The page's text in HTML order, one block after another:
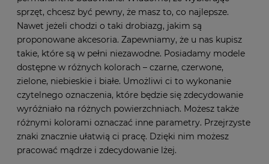
sprzęt, chcesz być pewny, że masz to, co najlepsze.
Nawet jeżeli chodzi o taki drobiazg, jakim są
proponowane akcesoria. Zapewniamy, że u nas kupisz
takie, które są w pełni niezawodne. Posiadamy modele
dostępne w różnych kolorach – czarne, czerwone,
zielone, niebieskie i białe. Umożliwi ci to wykonanie
czytelnego oznaczenia, które będzie się zdecydowanie
wyróżniało na różnych powierzchniach. Możesz także
różnymi kolorami oznaczać inne parametry. Przejrzyste
znaki znacznie ułatwią ci pracę. Dzięki nim możesz
pracować mądrze i zdecydowanie lżej.